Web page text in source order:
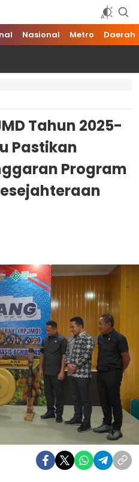
Nasional Metro Daerah
Tahun 2025-
Pastikan
Program